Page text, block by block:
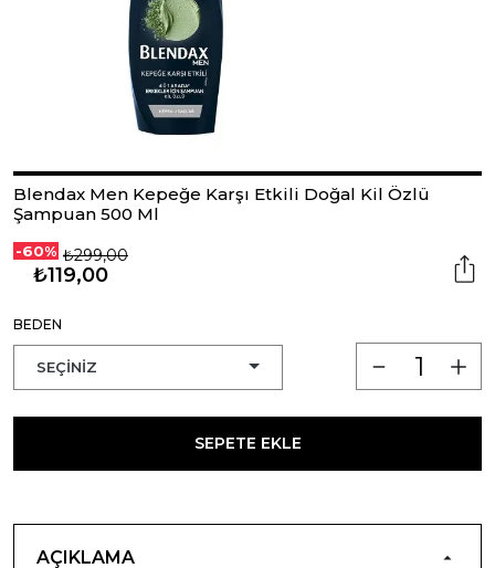
Blendax Men Kepeğe Karşı Etkili Doğal Kil Özlü
Şampuan 500 Ml
-60% ₺299,00
₺119,00
BEDEN
SEPETE EKLE
AÇIKLAMA